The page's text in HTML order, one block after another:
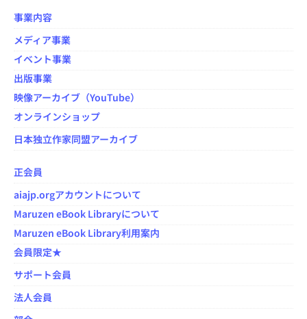
事業内容
メディア事業
イベント事業
出版事業
映像アーカイブ（YouTube）
オンラインショップ
日本独立作家同盟アーカイブ
正会員
aiajp.orgアカウントについて
Maruzen eBook Libraryについて
Maruzen eBook Library利用案内
会員限定★
サポート会員
法人会員